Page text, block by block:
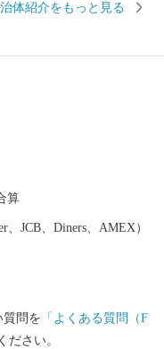
「獅子岩」 日本最古の神
花火や 世界遺産に轟く
訪れます。
体紹介をもっと見る
算
JCB、Diners、AMEX）
質問を 「よくある質問（F
ださい。